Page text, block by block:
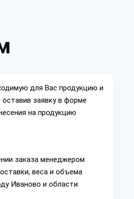
для Вас продукцию и
заявку в форме
на продукцию
заказа менеджером
веса и объема
Иваново и области.